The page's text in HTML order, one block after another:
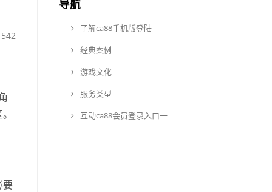
542
要
导航
了解ca88手机版登陆
经典案例
游戏文化
服务类型
互动ca88会员登录入口一